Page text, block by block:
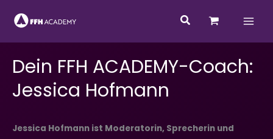
Inhalt
Suchen
Dein FFH ACADEMY-Coach:
Jessica Hofmann
Jessica Hofmann ist Moderatorin, Sprecherin und